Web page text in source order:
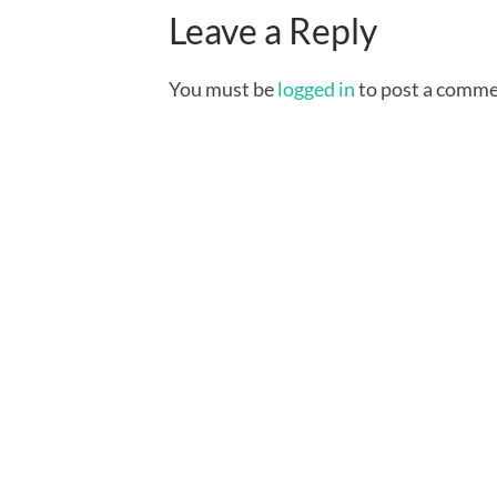
Leave a Reply
You must belogged into post a